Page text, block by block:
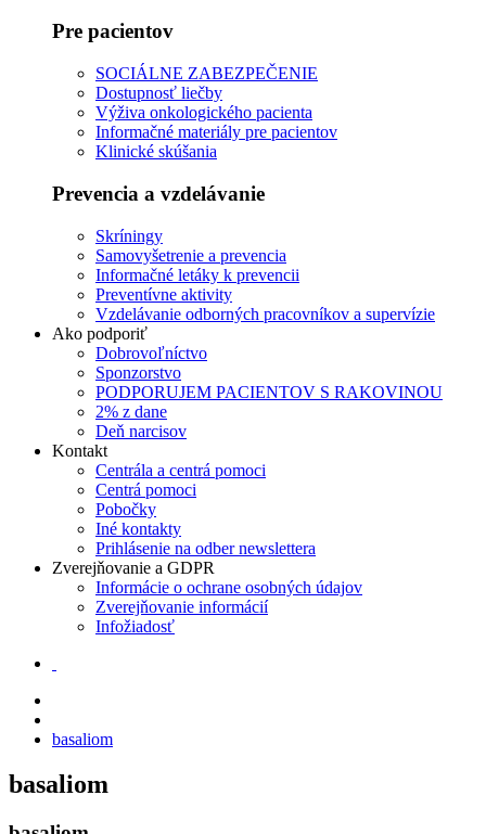
Pre pacientov
SOCIÁLNE ZABEZPEČENIE
Dostupnosť liečby
Výživa onkologického pacienta
Informačné materiály pre pacientov
Klinické skúšania
Prevencia a vzdelávanie
Skríningy
Samovyšetrenie a prevencia
Informačné letáky k prevencii
Preventívne aktivity
Vzdelávanie odborných pracovníkov a supervízie
Ako podporiť
Dobrovoľníctvo
Sponzorstvo
PODPORUJEM PACIENTOV S RAKOVINOU
2% z dane
Deň narcisov
Kontakt
Centrála a centrá pomoci
Centrá pomoci
Pobočky
Iné kontakty
Prihlásenie na odber newslettera
Zverejňovanie a GDPR
Informácie o ochrane osobných údajov
Zverejňovanie informácií
Infožiadosť
basaliom
basaliom